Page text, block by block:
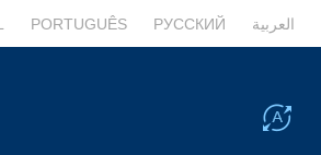
PORTUGUÊS РУССКИЙ العربية